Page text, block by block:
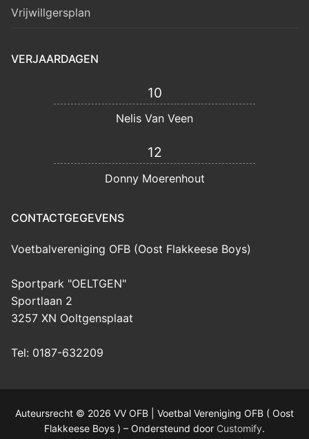
Vrijwillgersplan
VERJAARDAGEN
10
Nelis Van Veen
12
Donny Moerenhout
CONTACTGEGEVENS
Voetbalvereniging OFB (Oost Flakkeese Boys)
Sportpark "OELTGEN"
Sportlaan 2
3257 XN Ooltgensplaat
Tel: 0187-632209
Auteursrecht © 2026 VV OFB | Voetbal Vereniging OFB ( Oost
Flakkeese Boys ) – Ondersteund door Customify.